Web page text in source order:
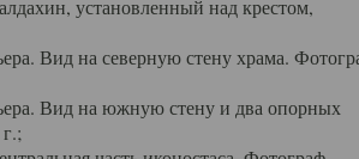
установленный над крестом,
Вид на северную стену храма.
Вид на южную стену и два опорных